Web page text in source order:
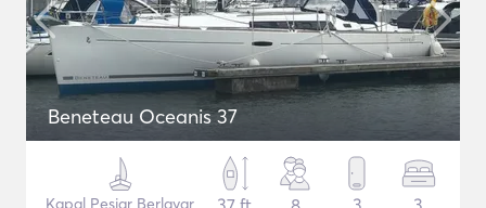
Beneteau Oceanis 37
Kapal Pesiar Berlayar